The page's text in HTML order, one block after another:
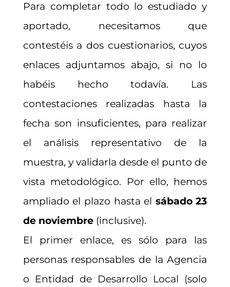
Para completar todo lo estudiado y
aportado, necesitamos que
contestéis a dos cuestionarios, cuyos
enlaces adjuntamos abajo, si no lo
habéis hecho todavía. Las
contestaciones realizadas hasta la
fecha son insuficientes, para realizar
el análisis representativo de la
muestra, y validarla desde el punto de
vista metodológico. Por ello, hemos
ampliado el plazo hasta el sábado 23
de noviembre (inclusive).
El primer enlace, es sólo para las
personas responsables de la Agencia
o Entidad de Desarrollo Local (solo